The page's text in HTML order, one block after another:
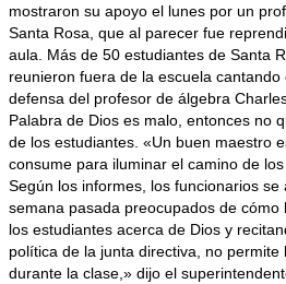
mostraron su apoyo el lunes por un
Santa Rosa, que al parecer fue
aula. Más de 50 estudiantes de Santa
reunieron fuera de la escuela
defensa del profesor de álgebra
Palabra de Dios es malo, entonces no
de los estudiantes. «Un buen maestro
consume para iluminar el camino de
Según los informes, los funcionarios se
semana pasada preocupados de
los estudiantes acerca de Dios y
política de la junta directiva, no
durante la clase,» dijo el